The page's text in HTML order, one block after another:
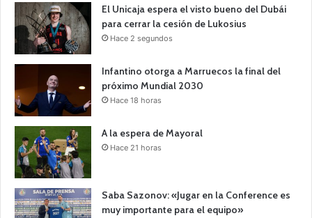
El Unicaja espera el visto bueno del Dubái
para cerrar la cesión de Lukosius
Hace 2 segundos
Infantino otorga a Marruecos la final del
próximo Mundial 2030
Hace 18 horas
A la espera de Mayoral
Hace 21 horas
Saba Sazonov: «Jugar en la Conference es
muy importante para el equipo»